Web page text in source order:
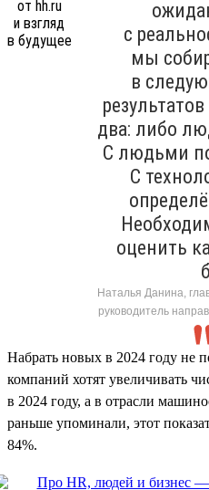
с
мы
в
два: либо
С людьми
С
оценить
Наталья Данина,
руководитель
Набрать новых в 2024 году не
компаний хотят увеличивать
в 2024 году, а в отрасли
раньше упоминали, этот
84%.